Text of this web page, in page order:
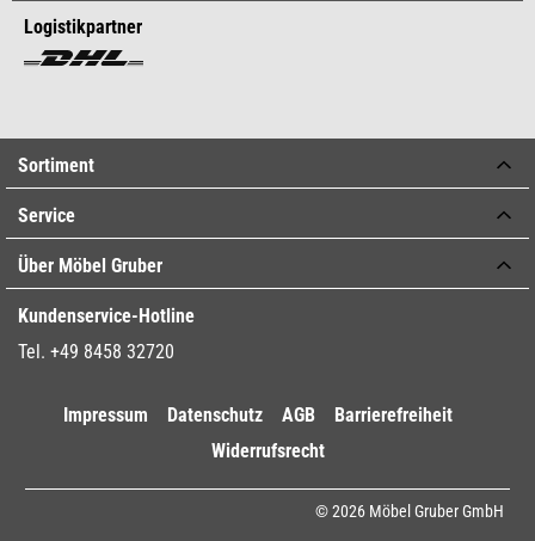
Logistikpartner
Sortiment
Service
Über Möbel Gruber
Kundenservice-Hotline
Tel. +49 8458 32720
Impressum Datenschutz AGB
Barrierefreiheit
Widerrufsrecht
© 2026 Möbel Gruber GmbH